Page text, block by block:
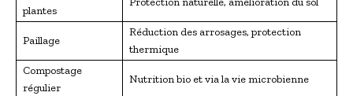
plantes
Paillage
Réduction des arrosages, protection
thermique
Compostage
régulier
Nutrition bio et via la vie microbienne